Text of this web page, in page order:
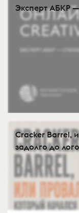
Эксперт АБКР —
Cracker Barrel,
задолго до